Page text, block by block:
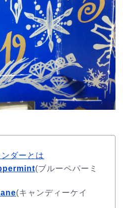
ダーとは
(ブルーペパーミ
(キャンディーケイ